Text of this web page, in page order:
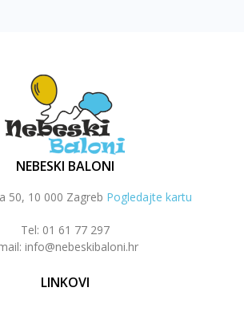
NEBESKI BALONI
50, 10 000 Zagreb Pogledajte kartu
Tel: 01 61 77 297
info@nebeskibaloni.hr
LINKOVI